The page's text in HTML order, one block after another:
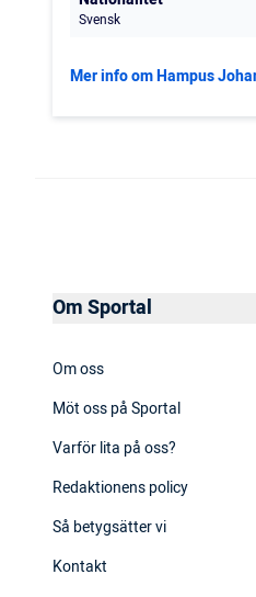
Svensk
Mer info om Hampus
Om Sportal
Om oss
Möt oss på Sportal
Varför lita på oss?
Redaktionens policy
Så betygsätter vi
Kontakt